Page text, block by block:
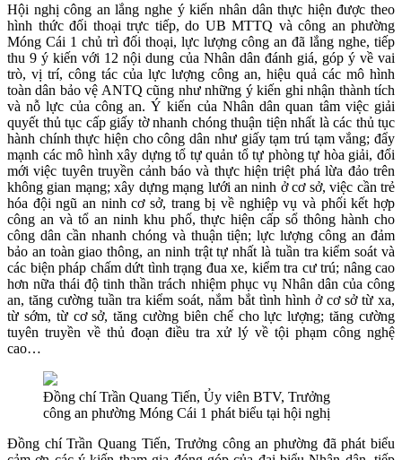
Hội nghị công an lắng nghe ý kiến nhân dân thực hiện được theo
hình thức đối thoại trực tiếp, do UB MTTQ và công an phường
Móng Cái 1 chủ trì đối thoại, lực lượng công an đã lắng nghe, tiếp
thu 9 ý kiến với 12 nội dung của Nhân dân đánh giá, góp ý về vai
trò, vị trí, công tác của lực lượng công an, hiệu quả các mô hình
toàn dân bảo vệ ANTQ cũng như những ý kiến ghi nhận thành tích
và nỗ lực của công an. Ý kiến của Nhân dân quan tâm việc giải
quyết thủ tục cấp giấy tờ nhanh chóng thuận tiện nhất là các thủ tục
hành chính thực hiện cho công dân như giấy tạm trú tạm vắng; đẩy
mạnh các mô hình xây dựng tổ tự quản tổ tự phòng tự hòa giải, đổi
mới việc tuyên truyền cảnh báo và thực hiện triệt phá lừa đảo trên
không gian mạng; xây dựng mạng lưới an ninh ở cơ sở, việc cần trẻ
hóa đội ngũ an ninh cơ sở, trang bị về nghiệp vụ và phối kết hợp
công an và tổ an ninh khu phố, thực hiện cấp sổ thông hành cho
công dân cần nhanh chóng và thuận tiện; lực lượng công an đảm
bảo an toàn giao thông, an ninh trật tự nhất là tuần tra kiểm soát và
các biện pháp chấm dứt tình trạng đua xe, kiểm tra cư trú; nâng cao
hơn nữa thái độ tinh thần trách nhiệm phục vụ Nhân dân của công
an, tăng cường tuần tra kiểm soát, nắm bắt tình hình ở cơ sở từ xa,
từ sớm, từ cơ sở, tăng cường biên chế cho lực lượng; tăng cường
tuyên truyền về thủ đoạn điều tra xử lý về tội phạm công nghệ
cao…
Đồng chí Trần Quang Tiến, Ủy viên BTV, Trưởng
công an phường Móng Cái 1 phát biểu tại hội nghị
Đồng chí Trần Quang Tiến, Trưởng công an phường đã phát biểu